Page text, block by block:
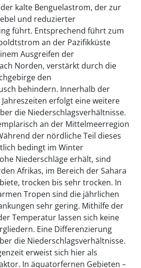
kalte Benguelastrom, der zur
und reduzierter
führt. Entsprechend führt zum
an der Pazifikküste
Ausgreifen der
Norden, verstärkt durch die
den
behindern. Innerhalb der
erfolgt eine weitere
die Niederschlagsverhältnisse.
an der Mittelmeerregion
der nördliche Teil dieses
bedingt im Winter
Niederschläge erhält, sind
Afrikas, im Bereich der Sahara
trocken bis sehr trocken. In
Tropen sind die jährlichen
sehr gering. Mithilfe der
Temperatur lassen sich keine
Eine Differenzierung
die Niederschlagsverhältnisse.
erweist sich hier als
In äquatorfernen Gebieten –